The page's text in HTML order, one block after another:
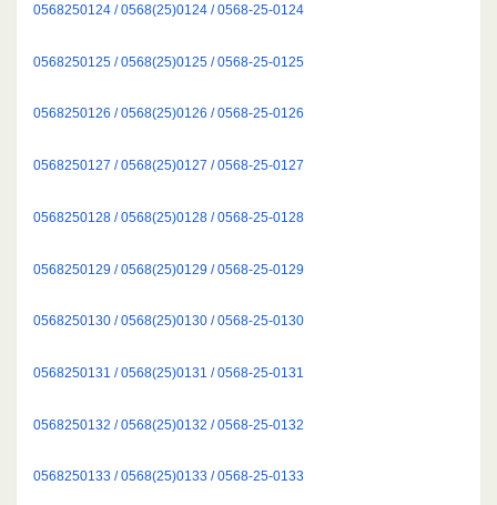
0568250124 / 0568(25)0124 / 0568-25-0124
0568250125 / 0568(25)0125 / 0568-25-0125
0568250126 / 0568(25)0126 / 0568-25-0126
0568250127 / 0568(25)0127 / 0568-25-0127
0568250128 / 0568(25)0128 / 0568-25-0128
0568250129 / 0568(25)0129 / 0568-25-0129
0568250130 / 0568(25)0130 / 0568-25-0130
0568250131 / 0568(25)0131 / 0568-25-0131
0568250132 / 0568(25)0132 / 0568-25-0132
0568250133 / 0568(25)0133 / 0568-25-0133